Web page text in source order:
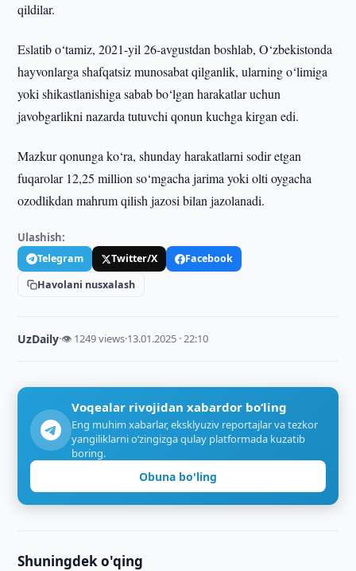
qildilar.
Eslatib o‘tamiz, 2021-yil 26-avgustdan boshlab, O‘zbekistonda
hayvonlarga shafqatsiz munosabat qilganlik, ularning o‘limiga
yoki shikastlanishiga sabab bo‘lgan harakatlar uchun
javobgarlikni nazarda tutuvchi qonun kuchga kirgan edi.
Mazkur qonunga ko‘ra, shunday harakatlarni sodir etgan
fuqarolar 12,25 million so‘mgacha jarima yoki olti oygacha
ozodlikdan mahrum qilish jazosi bilan jazolanadi.
Ulashish:
Telegram Twitter/X
Facebook
Havolani nusxalash
UzDaily·👁 1249 views·13.01.2025 · 22:10
Voqealar rivojidan xabardor bo‘ling
Eng muhim xabarlar, eksklyuziv reportajlar va tezkor
yangiliklarni o‘zingizga qulay platformada kuzatib
boring.
Obuna bo'ling
Shuningdek o'qing